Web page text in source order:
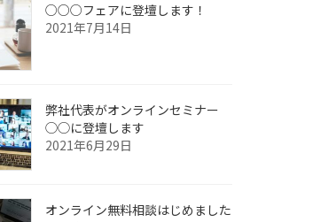
○○○フェアに登壇します！
2021年7月14日
弊社代表がオンラインセミナー
◯◯に登壇します
2021年6月29日
オンライン無料相談はじめました